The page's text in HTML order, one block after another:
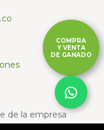
de la empresa
COMPRA
Y VENTA
DE GANADO